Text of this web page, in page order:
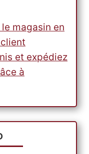
magasin en
et expédiez
à